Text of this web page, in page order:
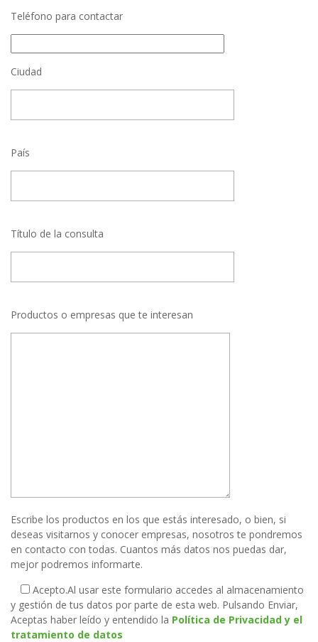
Teléfono para contactar
Ciudad
País
Título de la consulta
Productos o empresas que te interesan
Escribe los productos en los que estás interesado, o bien, si
deseas visitarnos y conocer empresas, nosotros te pondremos
en contacto con todas. Cuantos más datos nos puedas dar,
mejor podremos informarte.
Acepto.Al usar este formulario accedes al almacenamiento
y gestión de tus datos por parte de esta web. Pulsando Enviar,
Aceptas haber leído y entendido la Política de Privacidad y el
tratamiento de datos